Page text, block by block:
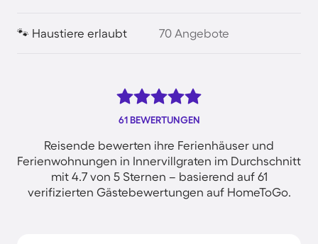
🐾 Haustiere erlaubt 70 Angebote
61 BEWERTUNGEN
Reisende bewerten ihre Ferienhäuser und
Ferienwohnungen in Innervillgraten im Durchschnitt
mit 4.7 von 5 Sternen – basierend auf 61
verifizierten Gästebewertungen auf HomeToGo.